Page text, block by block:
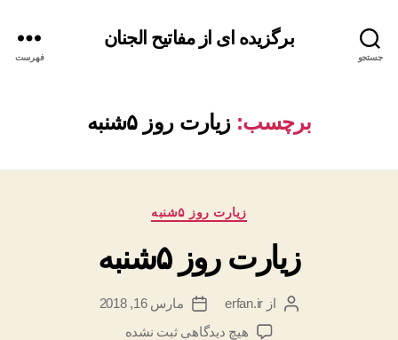
جستجو
برگزیده ای از مفاتیح الجنان
فهرست
برچسب: زیارت روز ۵شنبه
دسته‌هازیارت روز ۵شنبه
زیارت روز ۵شنبه
نویسنده
نوشته
از erfan.ir
تاریخ
نوشته
مارس 16, 2018
هیچ دیدگاهیبرای
ثبت نشده